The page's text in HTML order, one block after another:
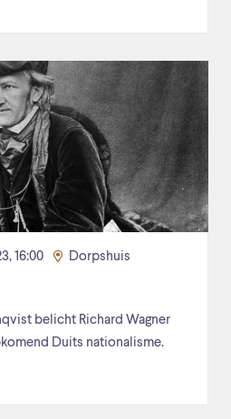
16:00 Dorpshuis
belicht Richard Wagner
Duits nationalisme.